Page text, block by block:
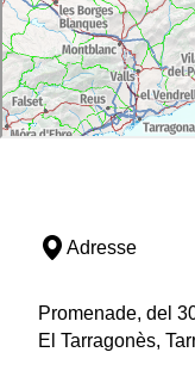
Adresse
Promenade, del
El Tarragonès,